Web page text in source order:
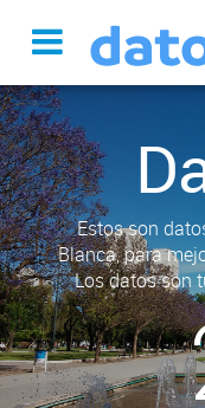
Estos son
Blanca, para
Los datos son